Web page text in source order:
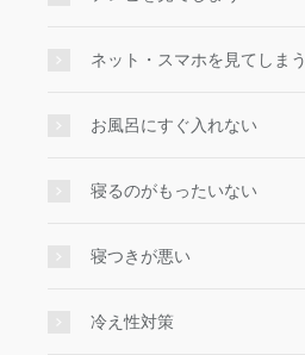
ネット・スマホを見てしまう
お風呂にすぐ入れない
寝るのがもったいない
寝つきが悪い
冷え性対策